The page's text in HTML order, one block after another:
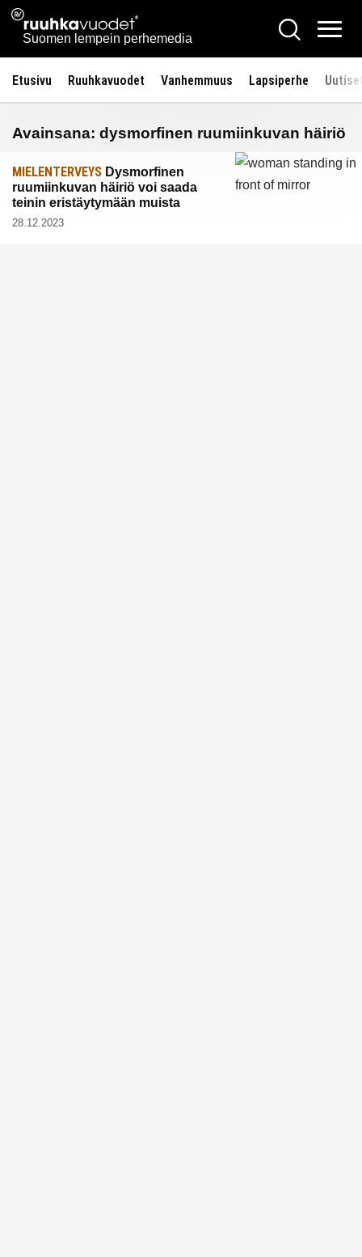
Siirry
sisältöön
Ruuhkavuodet.fi
Suomen lempein perhemedia
Hae
Etusivu Ruuhkavuodet Vanhemmuus Lapsiperhe
Avainsana: dysmorfinen ruumiinkuvan häiriö
MIELENTERVEYS Dysmorfinen
ruumiinkuvan häiriö voi saada
teinin eristäytymään muista
28.12.2023